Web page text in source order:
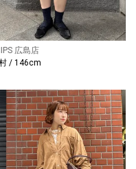
広島店
/ 146cm